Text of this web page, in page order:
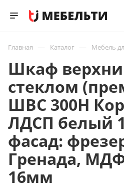
Главная — Каталог — Мебель
Шкаф
стеклом
ШВС 300Н
ЛДСП белый
фасад:
Гренада,
16мм